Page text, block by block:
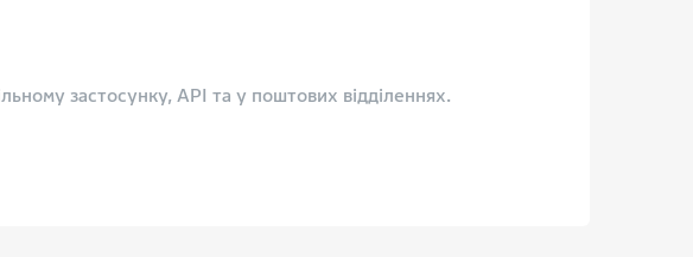
застосунку, API та у поштових відділеннях.